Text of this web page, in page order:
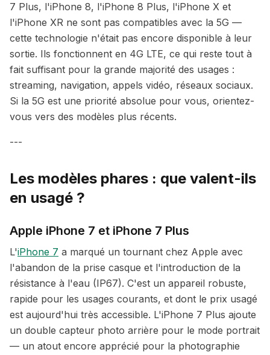
7 Plus, l'iPhone 8, l'iPhone 8 Plus, l'iPhone X et
l'iPhone XR ne sont pas compatibles avec la 5G —
cette technologie n'était pas encore disponible à leur
sortie. Ils fonctionnent en 4G LTE, ce qui reste tout à
fait suffisant pour la grande majorité des usages :
streaming, navigation, appels vidéo, réseaux sociaux.
Si la 5G est une priorité absolue pour vous, orientez-
vous vers des modèles plus récents.
---
Les modèles phares : que valent-ils
en usagé ?
Apple iPhone 7 et iPhone 7 Plus
L'iPhone 7 a marqué un tournant chez Apple avec
l'abandon de la prise casque et l'introduction de la
résistance à l'eau (IP67). C'est un appareil robuste,
rapide pour les usages courants, et dont le prix usagé
est aujourd'hui très accessible. L'iPhone 7 Plus ajoute
un double capteur photo arrière pour le mode portrait
— un atout encore apprécié pour la photographie